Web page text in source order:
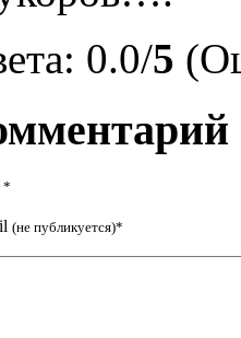
0.0/5
*
(не публикуется)*